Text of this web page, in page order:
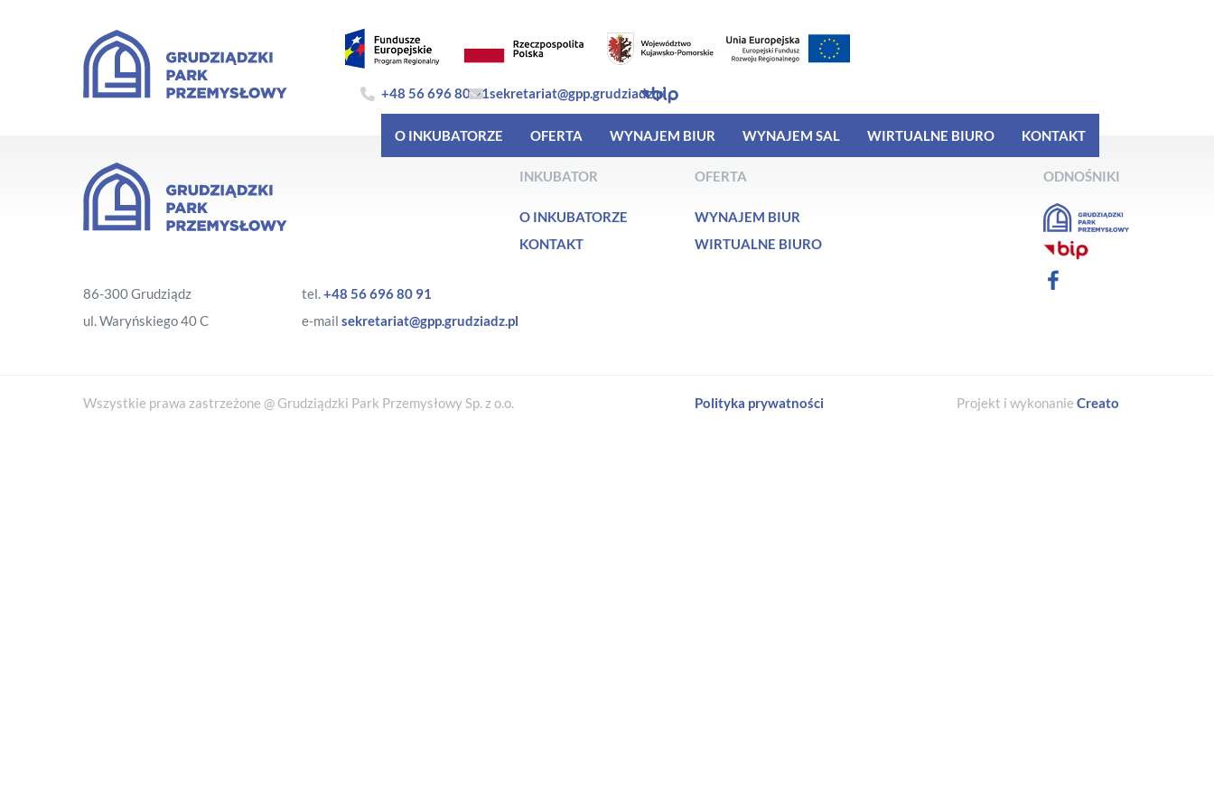
+48 56 696 80 91sekretariat@gpp.grudziadz.pl
O INKUBATORZE OFERTA WYNAJEM BIUR WYNAJEM SAL WIRTUALNE BIURO KONTAKT
86-300 Grudziądz
ul. Waryńskiego 40 C
tel.+48 56 696 80 91
e-mail sekretariat@gpp.grudziadz.pl
INKUBATOR
O INKUBATORZE
KONTAKT
OFERTA
WYNAJEM BIUR
WIRTUALNE BIURO
ODNOŚNIKI
Wszystkie prawa zastrzeżone @ Grudziądzki Park Przemysłowy Sp. z o.o. Polityka prywatności Projekt i wykonanie Creato